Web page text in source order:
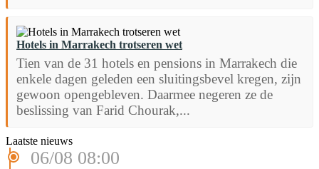
Hotels in Marrakech trotseren wet
Tien van de 31 hotels en pensions in Marrakech die
enkele dagen geleden een sluitingsbevel kregen, zijn
gewoon opengebleven. Daarmee negeren ze de
beslissing van Farid Chourak,...
Laatste nieuws
06/08 08:00